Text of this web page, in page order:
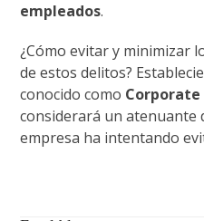
empleados.
¿Cómo evitar y minimizar
de estos delitos?
conocido como Corporate
considerará un atenuante
empresa ha intentando